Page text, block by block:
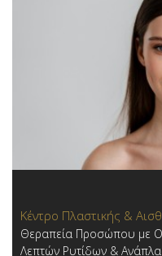
Κέντρο Πλαστικής &
Θεραπεία Προσώπου με
Λεπτών Ρυτίδων &